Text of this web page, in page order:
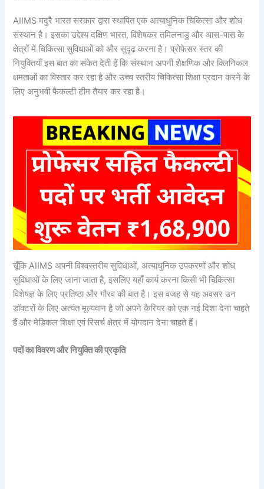
AIIMS मदुरै भारत सरकार द्वारा स्थापित एक अत्याधुनिक चिकित्सा और शोध
संस्थान है। इसका उद्देश्य दक्षिण भारत, विशेषकर तमिलनाडु और आस-पास के
क्षेत्रों में चिकित्सा सुविधाओं को और सुदृढ़ करना है। प्रोफेसर स्तर की
नियुक्तियाँ इस बात का संकेत देती हैं कि संस्थान अपनी शैक्षणिक और क्लिनिकल
क्षमताओं का विस्तार कर रहा है और उच्च स्तरीय चिकित्सा शिक्षा प्रदान करने के
लिए अनुभवी फैकल्टी टीम तैयार कर रहा है।
चूँकि AIIMS अपनी विश्वस्तरीय सुविधाओं, अत्याधुनिक उपकरणों और शोध
सुविधाओं के लिए जाना जाता है, इसलिए यहाँ कार्य करना किसी भी चिकित्सा
विशेषज्ञ के लिए प्रतिष्ठा और गौरव की बात है। इस वजह से यह अवसर उन
डॉक्टरों के लिए अत्यंत मूल्यवान है जो अपने कैरियर को एक नई दिशा देना चाहते
हैं और मेडिकल शिक्षा एवं रिसर्च क्षेत्र में योगदान देना चाहते हैं।
पदों का विवरण और नियुक्ति की प्रकृति